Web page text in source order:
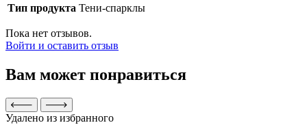
Тип продукта Тени-спарклы
Пока нет отзывов.
Войти и оставить отзыв
Вам может понравиться
Удалено из избранного